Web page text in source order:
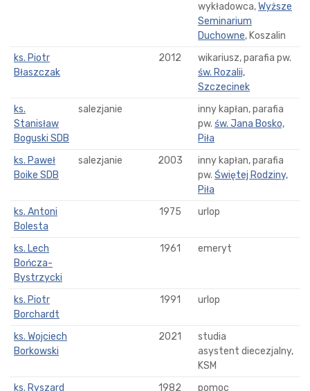
wykładowca,Wyższe
Seminarium
Duchowne, Koszalin
ks. Piotr
Błaszczak
2012
wikariusz, parafia pw.
św. Rozalii,
Szczecinek
ks.
Stanisław
Boguski SDB
salezjanie
inny kapłan, parafia
pw. św. Jana Bosko,
Piła
ks. Paweł
Boike SDB
salezjanie 2003
inny kapłan, parafia
pw. Świętej Rodziny,
Piła
ks. Antoni
Bolesta
1975 urlop
ks. Lech
Bończa-
Bystrzycki
1961 emeryt
ks. Piotr
Borchardt
1991 urlop
ks. Wojciech
Borkowski
2021
studia
asystent diecezjalny,
KSM
ks. Ryszard
1982
pomoc